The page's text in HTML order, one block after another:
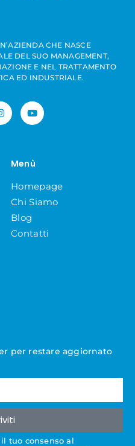
CHE NASCE
DEL SUO MANAGEMENT,
E NEL TRATTAMENTO
ED INDUSTRIALE.
Menù
Homepage
Chi Siamo
Blog
Contatti
per restare aggiornato
tuo consenso al